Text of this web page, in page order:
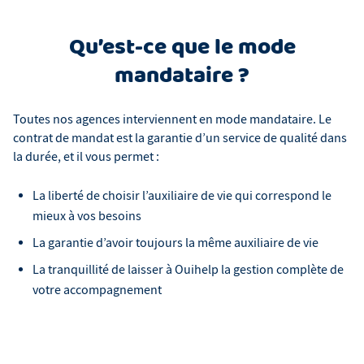
Qu’est-ce que le mode
mandataire ?
Toutes nos agences interviennent en mode mandataire. Le
contrat de mandat est la garantie d’un service de qualité dans
la durée, et il vous permet :
La liberté de choisir l’auxiliaire de vie qui correspond le
mieux à vos besoins
La garantie d’avoir toujours la même auxiliaire de vie
La tranquillité de laisser à Ouihelp la gestion complète de
votre accompagnement